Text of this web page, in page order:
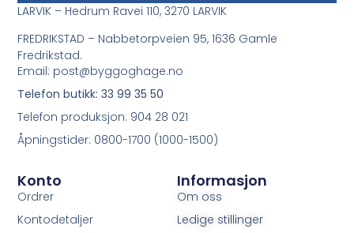
Informasjon
Om oss
Ledige stillinger
Konto
Ordrer
Kontodetaljer
LARVIK – Hedrum Ravei 110, 3270 LARVIK
FREDRIKSTAD – Nabbetorpveien 95, 1636 Gamle
Fredrikstad.
Email: post@byggoghage.no
Telefon butikk: 33 99 35 50
Telefon produksjon: 904 28 021
Åpningstider: 0800-1700 (1000-1500)